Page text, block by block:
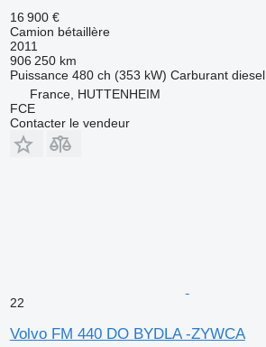
16 900 €
Camion bétaillère
2011
906 250 km
Puissance 480 ch (353 kW) Carburant diesel
France, HUTTENHEIM
FCE
Contacter le vendeur
22
Volvo FM 440 DO BYDLA -ZYWCA